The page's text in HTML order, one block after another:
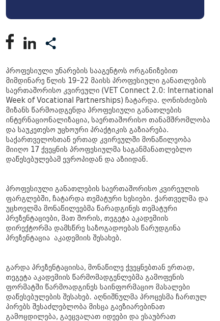
პროფესიული უნარების სააგენტოს ორგანიზებით
მიმდინარე წლის 19-22 მაისს პროფესიული განათლების
საერთაშორისო კვირეული (VET Connect 2.0: International
Week of Vocational Partnerships) ჩატარდა. ღონისძიების
მიზანს წარმოადგენდა პროფესიული განათლების
ინტერნაციონალიზაცია, საერთაშორისო თანამშრომლობა
და საუკეთესო უცხოური პრაქტიკის გაზიარება.
საქართველოსთან ერთად კვირეულში მონაწილეობა
მიიღო 17 ქვეყნის პროფესიულმა საგანმანათლებლო
დაწესებულებამ ევროპიდან და აზიიდან.
პროფესიული განათლების საერთაშორისო კვირეულის
ფარგლებში, ჩატარდა თემატური სესიები. ქართველმა და
უცხოელმა მონაწილეებმა წარადგინეს თემატური
პრეზენტაციები, მათ შორის, თეგეტა აკადემიის
დირექტორმა დამსწრე საზოგადოებას წარუდგინა
პრეზენტაცია აკადემიის შესახებ.
გარდა პრეზენტაციისა, მონაწილე ქვეყნებთან ერთად,
თეგეტა აკადემიის წარმომადგენლებმა გამოფენის
ფორმატში წარმოადგინეს საინფორმაციო მასალები
დაწესებულების შესახებ. აღნიშნულმა პროცესმა ჩართულ
პირებს შესაძლებლობა მისცა გაეზიარებინათ
გამოცდილება, გაეცვალათ იდეები და ესაუბრათ